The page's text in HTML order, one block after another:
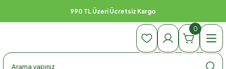
990 TL Üzeri Ücretsiz Kargo
0